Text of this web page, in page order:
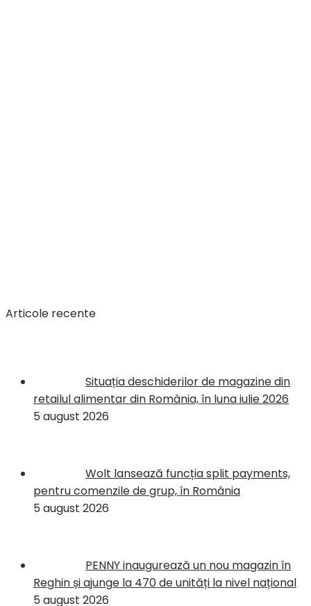
Articole recente
Situația deschiderilor de magazine din
retailul alimentar din România, în luna iulie 2026
5 august 2026
Wolt lansează funcția split payments,
pentru comenzile de grup, în România
5 august 2026
PENNY inaugurează un nou magazin în
Reghin și ajunge la 470 de unități la nivel național
5 august 2026